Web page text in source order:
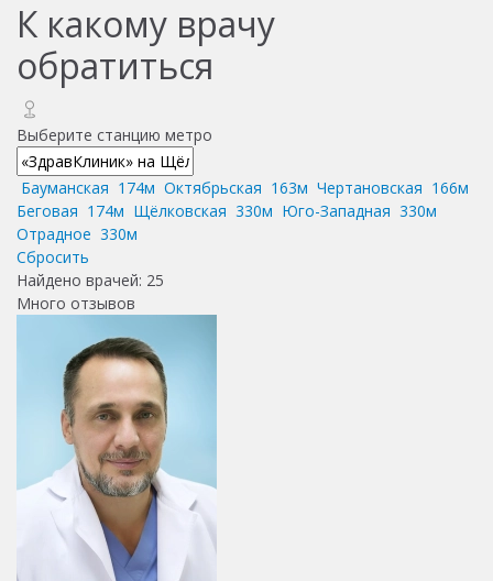
К какому врачу
обратиться
Выберите станцию метро
Бауманская 174м Октябрьская 163м Чертановская 166м
Беговая 174м Щёлковская 330м Юго-Западная 330м
Отрадное 330м
Сбросить
Найдено врачей: 25
Много отзывов